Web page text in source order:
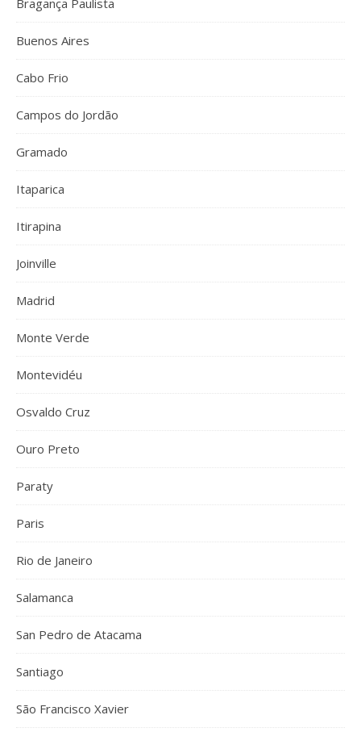
Bragança Paulista
Buenos Aires
Cabo Frio
Campos do Jordão
Gramado
Itaparica
Itirapina
Joinville
Madrid
Monte Verde
Montevidéu
Osvaldo Cruz
Ouro Preto
Paraty
Paris
Rio de Janeiro
Salamanca
San Pedro de Atacama
Santiago
São Francisco Xavier